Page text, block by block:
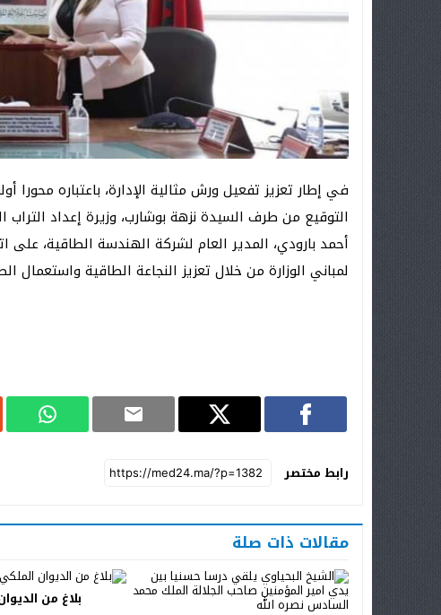
في إطار تعزيز تفعيل ورش مثالية الإدارة، باعتباره محورا
التوقيع من طرف السيدة نزهة بوشارب، وزيرة إعداد
أحمد بارودي، المدير العام لشركة الهندسة الطاقية،
لمباني الوزارة من خلال تعزيز النجاعة الطاقية واستعمال
رابط مختصر
مقالات ذات صلة
بلاغ من